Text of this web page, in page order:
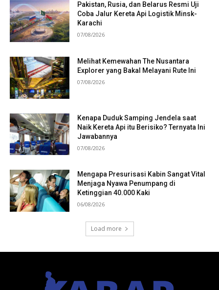
Pakistan, Rusia, dan Belarus Resmi Uji
Coba Jalur Kereta Api Logistik Minsk-
Karachi
07/08/2026
Melihat Kemewahan The Nusantara
Explorer yang Bakal Melayani Rute Ini
07/08/2026
Kenapa Duduk Samping Jendela saat
Naik Kereta Api itu Berisiko? Ternyata Ini
Jawabannya
07/08/2026
Mengapa Presurisasi Kabin Sangat Vital
Menjaga Nyawa Penumpang di
Ketinggian 40.000 Kaki
06/08/2026
Load more